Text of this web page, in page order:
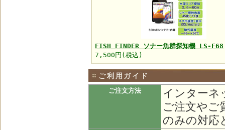
FISH FINDER ソナー魚群探知機 LS-F68
7,500円(税込)
ご利用ガイド
ご注文方法
インターネ
ご注文やご
のみの対応